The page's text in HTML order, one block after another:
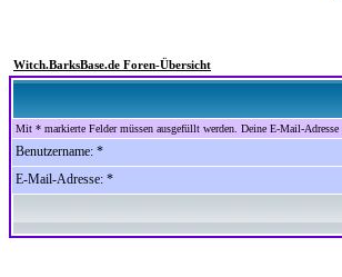
Witch.BarksBase.de Foren-Übersicht
Mit * markierte Felder müssen ausgefüllt werden. Deine E-Mail-
Benutzername: *
E-Mail-Adresse: *